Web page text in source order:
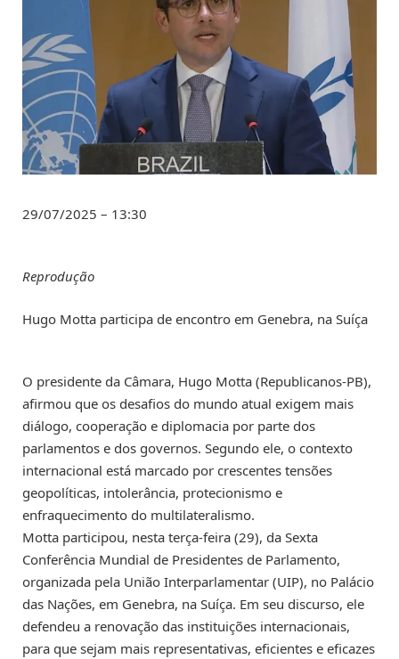
29/07/2025 – 13:30
Reprodução
Hugo Motta participa de encontro em Genebra, na Suíça
O presidente da Câmara, Hugo Motta (Republicanos-PB),
afirmou que os desafios do mundo atual exigem mais
diálogo, cooperação e diplomacia por parte dos
parlamentos e dos governos. Segundo ele, o contexto
internacional está marcado por crescentes tensões
geopolíticas, intolerância, protecionismo e
enfraquecimento do multilateralismo.
Motta participou, nesta terça-feira (29), da Sexta
Conferência Mundial de Presidentes de Parlamento,
organizada pela União Interparlamentar (UIP), no Palácio
das Nações, em Genebra, na Suíça. Em seu discurso, ele
defendeu a renovação das instituições internacionais,
para que sejam mais representativas, eficientes e eficazes